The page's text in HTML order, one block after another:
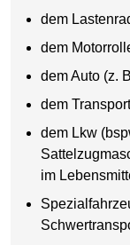
dem
dem
dem Auto (z.
dem
dem Lkw
im